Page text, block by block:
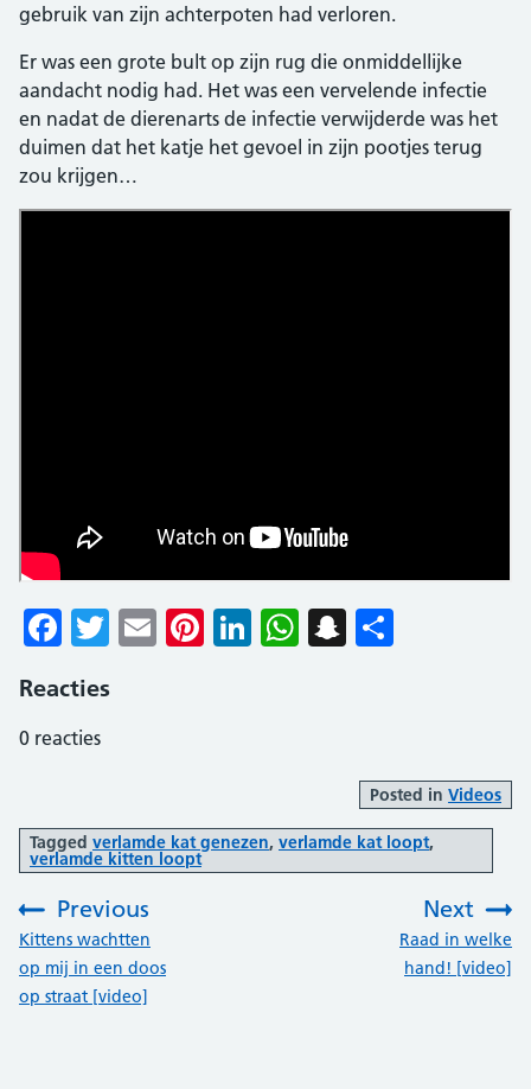
gebruik van zijn achterpoten had verloren.
Er was een grote bult op zijn rug die onmiddellijke
aandacht nodig had. Het was een vervelende infectie
en nadat de dierenarts de infectie verwijderde was het
duimen dat het katje het gevoel in zijn pootjes terug
zou krijgen…
Facebook
Twitter
EmailPinterest
LinkedIn
WhatsApp
Snapchat
Reacties
0 reacties
Posted in Videos
Tagged verlamde kat genezen, verlamde kat loopt,
verlamde kitten loopt
Previous
:Kittens wachtten
op mij in een doos
op straat [video]
Next
Raad in welke
hand! [video]